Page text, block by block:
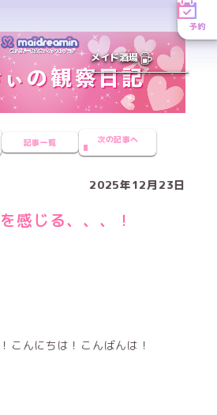
予約
メイド酒場
記事一覧 次の記事へ
2025年12月23日
じる、、、！
こんにちは！こんばんは！